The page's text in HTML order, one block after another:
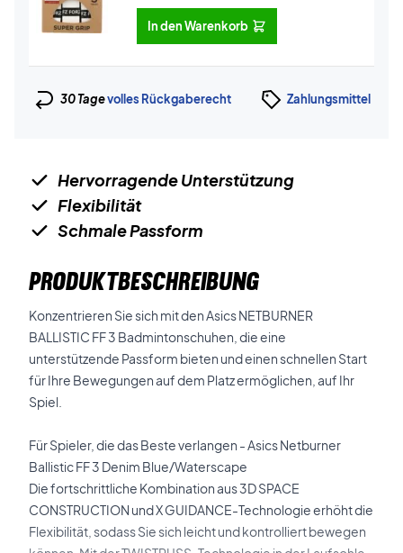
In den Warenkorb
30 Tagevolles Rückgaberecht Zahlungsmittel
Hervorragende Unterstützung
Flexibilität
Schmale Passform
PRODUKTBESCHREIBUNG
Konzentrieren Sie sich mit den Asics NETBURNER
BALLISTIC FF 3 Badmintonschuhen, die eine
unterstützende Passform bieten und einen schnellen Start
für Ihre Bewegungen auf dem Platz ermöglichen, auf Ihr
Spiel.
Für Spieler, die das Beste verlangen - Asics Netburner
Ballistic FF 3 Denim Blue/Waterscape
Die fortschrittliche Kombination aus 3D SPACE
CONSTRUCTION und X GUIDANCE-Technologie erhöht die
Flexibilität, sodass Sie sich leicht und kontrolliert bewegen